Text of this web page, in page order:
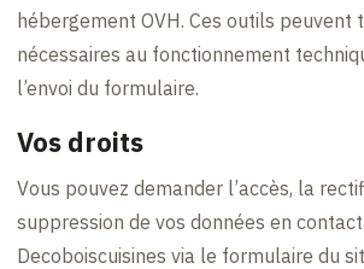
hébergement OVH. Ces outils peuvent
nécessaires au fonctionnement
l’envoi du formulaire.
Vos droits
Vous pouvez demander l’accès, la
suppression de vos données en
Decoboiscuisines via le formulaire du